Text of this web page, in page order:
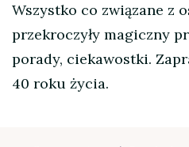
Wszystko co związane z
przekroczyły magiczny
porady, ciekawostki.
40 roku życia.